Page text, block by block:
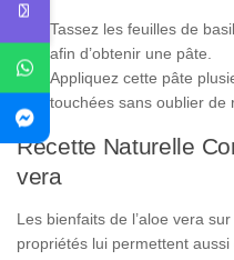
Tassez les feuilles de
afin d’obtenir une pâte.
Appliquez cette pâte
touchées sans oublier de
Recette Naturelle
vera
Les bienfaits de l’aloe vera
propriétés lui permettent